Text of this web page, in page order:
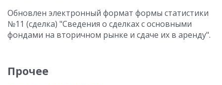
Обновлен электронный формат формы статистики
№11 (сделка) "Сведения о сделках с основными
фондами на вторичном рынке и сдаче их в аренду".
Прочее